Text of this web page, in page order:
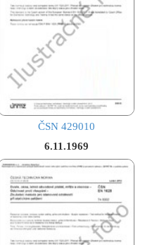
ČSN 429010
6.11.1969